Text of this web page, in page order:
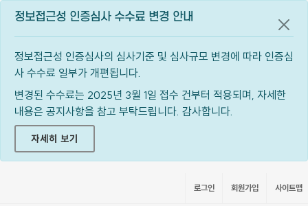
정보접근성 인증심사 수수료 변경 안내
정보접근성 인증심사의 심사기준 및 심사규모 변경에 따라 인증심
사 수수료 일부가 개편됩니다.
변경된 수수료는 2025년 3월 1일 접수 건부터 적용되며, 자세한
내용은 공지사항을 참고 부탁드립니다. 감사합니다.
자세히 보기
공지
로그인 회원가입 사이트맵